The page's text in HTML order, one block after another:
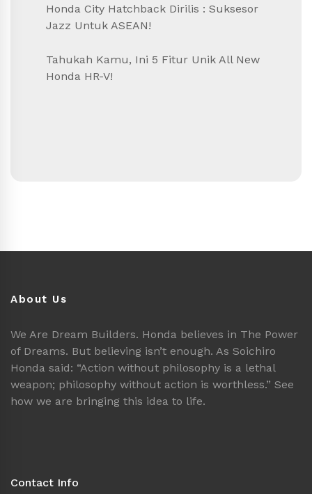
Honda City Hatchback Dirilis : Suksesor
Jazz Untuk ASEAN!
Tahukah Kamu, Ini 5 Fitur Unik All New
Honda HR-V!
About Us
We Are Dream Builders. Honda believes in The Power
of Dreams. But believing isn’t enough. As Soichiro
Honda said: “Action without philosophy is a lethal
weapon; philosophy without action is worthless.” See
how we are bringing this idea to life.
Contact Info